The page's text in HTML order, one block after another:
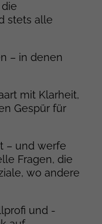
stets alle
– in denen
mit Klarheit,
Gespür für
– und werfe
Fragen, die
wo andere
und -